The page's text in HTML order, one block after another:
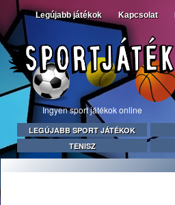
Legújabb játékok Kapcsolat
Ingyen sport játékok online
LEGÚJABB SPORT JÁTÉKOK
TENISZ